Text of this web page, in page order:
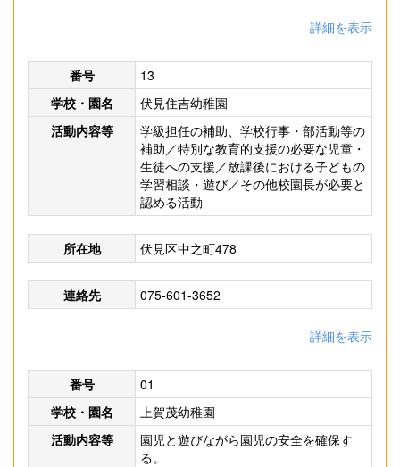
詳細を表示
番号
13
学校・園名
伏見住吉幼稚園
活動内容等
学級担任の補助、学校行事・部活動等の
補助／特別な教育的支援の必要な児童・
生徒への支援／放課後における子どもの
学習相談・遊び／その他校園長が必要と
認める活動
所在地 伏見区中之町478
連絡先 075-601-3652
詳細を表示
番号
01
学校・園名
上賀茂幼稚園
活動内容等
園児と遊びながら園児の安全を確保す
る。